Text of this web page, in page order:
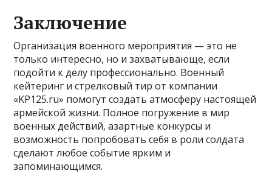
Заключение
Организация военного мероприятия — это не
только интересно, но и захватывающе, если
подойти к делу профессионально. Военный
кейтеринг и стрелковый тир от компании
«KP125.ru» помогут создать атмосферу настоящей
армейской жизни. Полное погружение в мир
военных действий, азартные конкурсы и
возможность попробовать себя в роли солдата
сделают любое событие ярким и
запоминающимся.